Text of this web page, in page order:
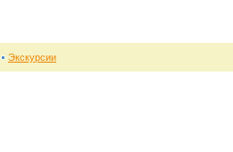
Экскурсии